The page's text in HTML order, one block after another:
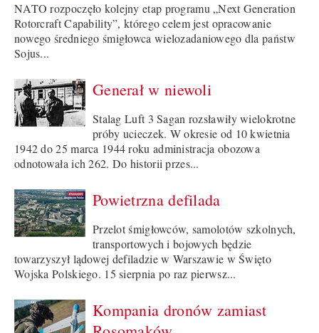
NATO rozpoczęło kolejny etap programu „Next Generation
Rotorcraft Capability”, którego celem jest opracowanie
nowego średniego śmigłowca wielozadaniowego dla państw
Sojus...
Generał w niewoli
Stalag Luft 3 Sagan rozsławiły wielokrotne
próby ucieczek. W okresie od 10 kwietnia
1942 do 25 marca 1944 roku administracja obozowa
odnotowała ich 262. Do historii przes...
Powietrzna defilada
Przelot śmigłowców, samolotów szkolnych,
transportowych i bojowych będzie
towarzyszył lądowej defiladzie w Warszawie w Święto
Wojska Polskiego. 15 sierpnia po raz pierwsz...
Kompania dronów zamiast